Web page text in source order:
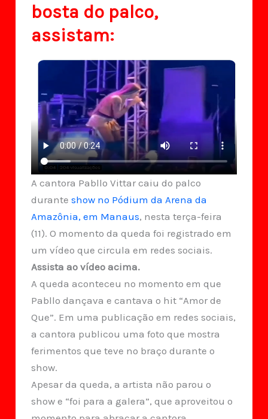
bosta do palco,
assistam:
A cantora Pabllo Vittar caiu do palco
durante show no Pódium da Arena da
Amazônia, em Manaus, nesta terça-feira
(11). O momento da queda foi registrado em
um vídeo que circula em redes sociais.
Assista ao vídeo acima.
A queda aconteceu no momento em que
Pabllo dançava e cantava o hit “Amor de
Que”. Em uma publicação em redes sociais,
a cantora publicou uma foto que mostra
ferimentos que teve no braço durante o
show.
Apesar da queda, a artista não parou o
show e “foi para a galera”, que aproveitou o